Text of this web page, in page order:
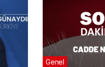
Yakalandı
Genel